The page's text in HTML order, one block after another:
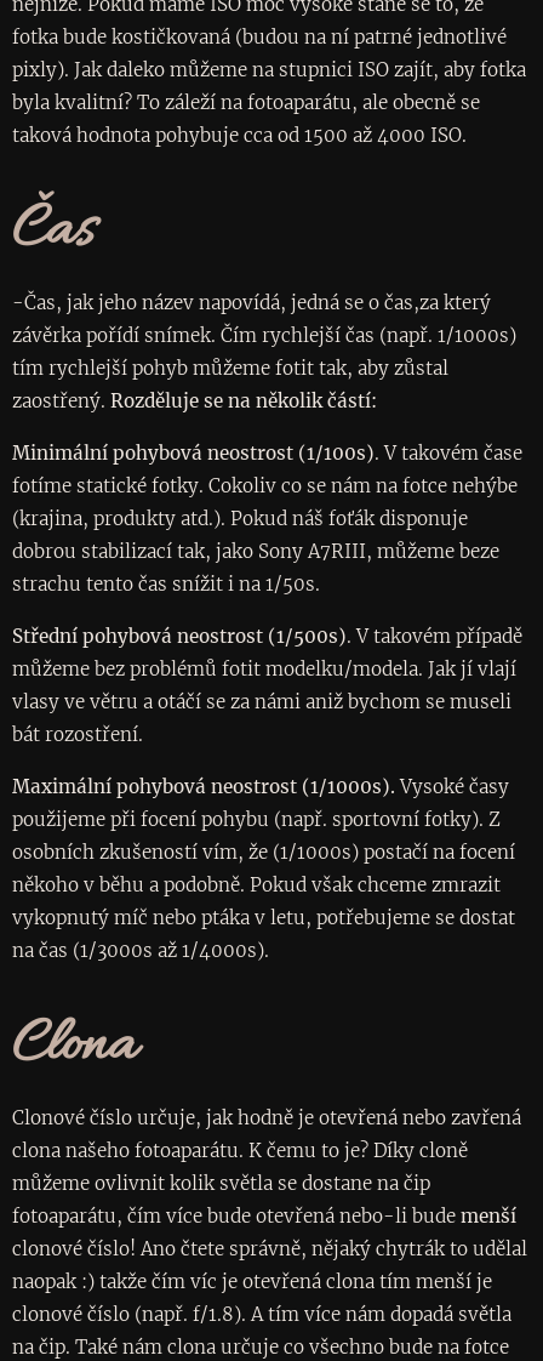
fotka bude kostičkovaná (budou na ní patrné jednotlivé
pixly). Jak daleko můžeme na stupnici ISO zajít, aby fotka
byla kvalitní? To záleží na fotoaparátu, ale obecně se
taková hodnota pohybuje cca od 1500 až 4000 ISO.
Čas
-Čas, jak jeho název napovídá, jedná se o čas,za který
závěrka pořídí snímek. Čím rychlejší čas (např. 1/1000s)
tím rychlejší pohyb můžeme fotit tak, aby zůstal
zaostřený. Rozděluje se na několik částí:
Minimální pohybová neostrost (1/100s). V takovém čase
fotíme statické fotky. Cokoliv co se nám na fotce nehýbe
(krajina, produkty atd.). Pokud náš foťák disponuje
dobrou stabilizací tak, jako Sony A7RIII, můžeme beze
strachu tento čas snížit i na 1/50s.
Střední pohybová neostrost (1/500s). V takovém případě
můžeme bez problémů fotit modelku/modela. Jak jí vlají
vlasy ve větru a otáčí se za námi aniž bychom se museli
bát rozostření.
Maximální pohybová neostrost (1/1000s). Vysoké časy
použijeme při focení pohybu (např. sportovní fotky). Z
osobních zkušeností vím, že (1/1000s) postačí na focení
někoho v běhu a podobně. Pokud však chceme zmrazit
vykopnutý míč nebo ptáka v letu, potřebujeme se dostat
na čas (1/3000s až 1/4000s).
Clona
Clonové číslo určuje, jak hodně je otevřená nebo zavřená
clona našeho fotoaparátu. K čemu to je? Díky cloně
můžeme ovlivnit kolik světla se dostane na čip
fotoaparátu, čím více bude otevřená nebo-li bude menší
clonové číslo! Ano čtete správně, nějaký chytrák to udělal
naopak :) takže čím víc je otevřená clona tím menší je
clonové číslo (např. f/1.8). A tím více nám dopadá světla
na čip. Také nám clona určuje co všechno bude na fotce